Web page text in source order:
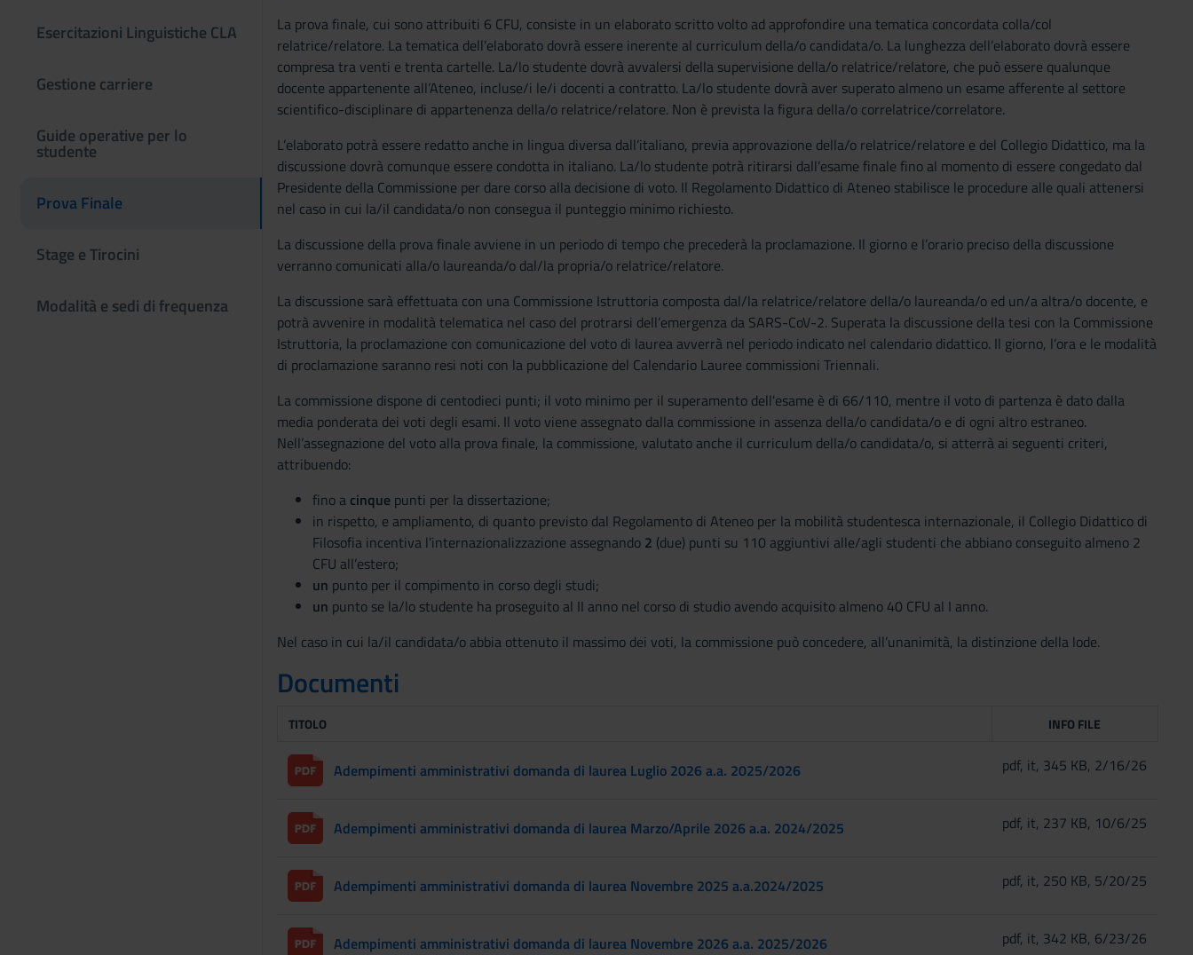
Esercitazioni Linguistiche CLA
Gestione carriere
Guide operative per lo
studente
Prova Finale
Stage e Tirocini
Modalità e sedi di frequenza
La prova finale, cui sono attribuiti 6 CFU, consiste in un elaborato scritto volto ad approfondire una tematica concordata colla/col
relatrice/relatore. La tematica dell’elaborato dovrà essere inerente al curriculum della/o candidata/o. La lunghezza dell’elaborato dovrà essere
compresa tra venti e trenta cartelle. La/lo studente dovrà avvalersi della supervisione della/o relatrice/relatore, che può essere qualunque
docente appartenente all’Ateneo, incluse/i le/i docenti a contratto. La/lo studente dovrà aver superato almeno un esame afferente al settore
scientifico-disciplinare di appartenenza della/o relatrice/relatore. Non è prevista la figura della/o correlatrice/correlatore.
L’elaborato potrà essere redatto anche in lingua diversa dall’italiano, previa approvazione della/o relatrice/relatore e del Collegio Didattico, ma la
discussione dovrà comunque essere condotta in italiano. La/lo studente potrà ritirarsi dall’esame finale fino al momento di essere congedato dal
Presidente della Commissione per dare corso alla decisione di voto. Il Regolamento Didattico di Ateneo stabilisce le procedure alle quali attenersi
nel caso in cui la/il candidata/o non consegua il punteggio minimo richiesto.
La discussione della prova finale avviene in un periodo di tempo che precederà la proclamazione. Il giorno e l’orario preciso della discussione
verranno comunicati alla/o laureanda/o dal/la propria/o relatrice/relatore.
La discussione sarà effettuata con una Commissione Istruttoria composta dal/la relatrice/relatore della/o laureanda/o ed un/a altra/o docente, e
potrà avvenire in modalità telematica nel caso del protrarsi dell’emergenza da SARS-CoV-2. Superata la discussione della tesi con la Commissione
Istruttoria, la proclamazione con comunicazione del voto di laurea avverrà nel periodo indicato nel calendario didattico. Il giorno, l’ora e le modalità
di proclamazione saranno resi noti con la pubblicazione del Calendario Lauree commissioni Triennali.
La commissione dispone di centodieci punti; il voto minimo per il superamento dell'esame è di 66/110, mentre il voto di partenza è dato dalla
media ponderata dei voti degli esami. Il voto viene assegnato dalla commissione in assenza della/o candidata/o e di ogni altro estraneo.
Nell’assegnazione del voto alla prova finale, la commissione, valutato anche il curriculum della/o candidata/o, si atterrà ai seguenti criteri,
attribuendo:
fino a cinquepunti per la dissertazione;
in rispetto, e ampliamento, di quanto previsto dal Regolamento di Ateneo per la mobilità studentesca internazionale, il Collegio Didattico di
Filosofia incentiva l’internazionalizzazione assegnando 2 (due) punti su 110 aggiuntivi alle/agli studenti che abbiano conseguito almeno 2
CFU all’estero;
un punto per il compimento in corso degli studi;
un punto se la/lo studente ha proseguito al II anno nel corso di studio avendo acquisito almeno 40 CFU al I anno.
Nel caso in cui la/il candidata/o abbia ottenuto il massimo dei voti, la commissione può concedere, all’unanimità, la distinzione della lode.
Documenti
TITOLO INFO FILE
Adempimenti amministrativi domanda di laurea Luglio 2026 a.a. 2025/2026 pdf, it, 345 KB, 2/16/26
Adempimenti amministrativi domanda di laurea Marzo/Aprile 2026 a.a. 2024/2025 pdf, it, 237 KB, 10/6/25
Adempimenti amministrativi domanda di laurea Novembre 2025 a.a.2024/2025 pdf, it, 250 KB, 5/20/25
Adempimenti amministrativi domanda di laurea Novembre 2026 a.a. 2025/2026 pdf, it, 342 KB, 6/23/26